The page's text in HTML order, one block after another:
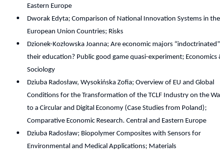
Eastern Europe
Dworak Edyta; Comparison of National Innovation Systems in the
European Union Countries; Risks
Dzionek-Kozłowska Joanna; Are economic majors
their education? Public good game quasi-experiment; Economics
Sociology
Dziuba Radosław, Wysokińska Zofia; Overview of EU and Global
Conditions for the Transformation of the TCLF Industry on the
to a Circular and Digital Economy (Case Studies from Poland);
Comparative Economic Research. Central and Eastern Europe
Dziuba Radosław; Biopolymer Composites with Sensors for
Environmental and Medical Applications; Materials